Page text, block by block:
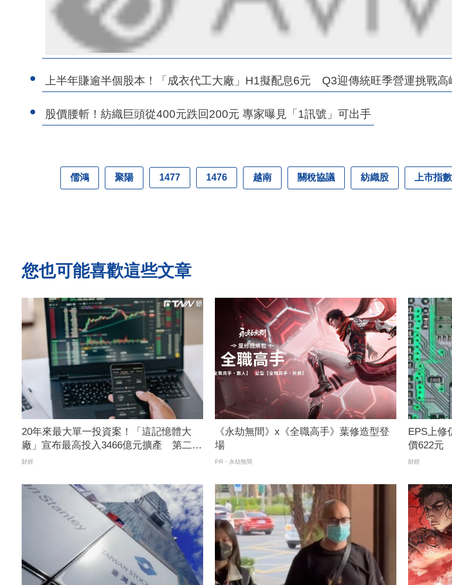
上半年賺逾半個股本！「成衣代工大廠」H1擬配息6元 Q3迎傳統旺季營運挑戰高
股價腰斬！紡織巨頭從400元跌回200元 專家曝見「1訊號」可出手
儒鴻 聚陽 1477 1476 越南 關稅協議 紡織股 上市指數
您也可能喜歡這些文章
20年來最大單一投資案！「這記憶體大
廠」宣布最高投入3466億元擴產 第二季
合併財報出爐
財經
《永劫無間》x《全職高手》葉修造型登
場
PR・永劫無間
EPS上修
價622元
本壓力浮現
財經